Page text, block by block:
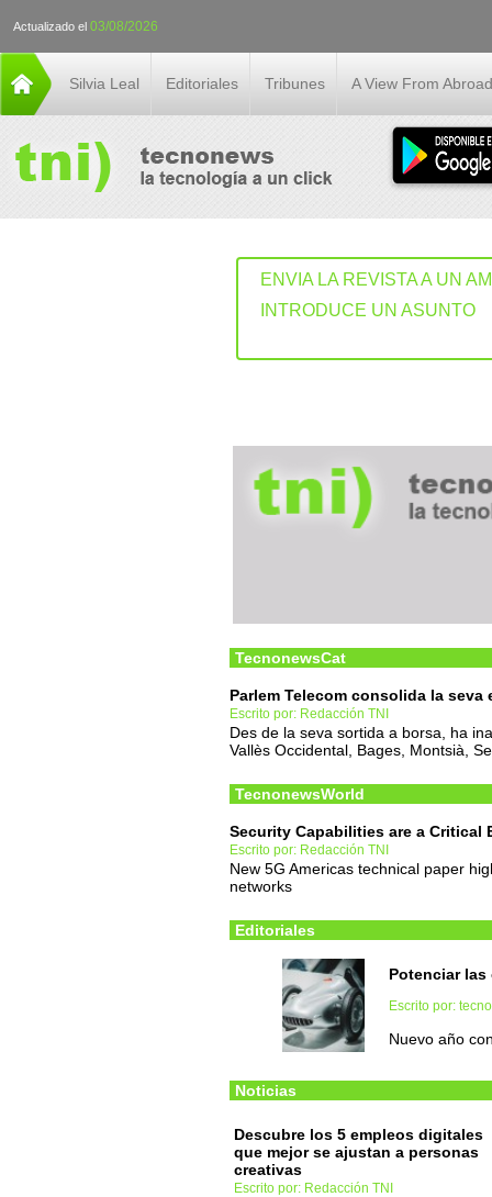
Actualizado el 03/08/2026
Silvia Leal Editoriales Tribunes A View From Abroad
ENVIA LA REVISTA A UN
INTRODUCE UN ASUNTO
TecnonewsCat
Parlem Telecom consolida la
Escrito por: Redacción TNI
Des de la seva sortida a borsa, ha
Vallès Occidental, Bages, Montsià,
TecnonewsWorld
Security Capabilities are a Critical
Escrito por: Redacción TNI
New 5G Americas technical paper
networks
Editoriales
Potenciar
Escrito por:
Nuevo año
Noticias
Descubre los 5 empleos digitales
que mejor se ajustan a personas
creativas
Escrito por: Redacción TNI